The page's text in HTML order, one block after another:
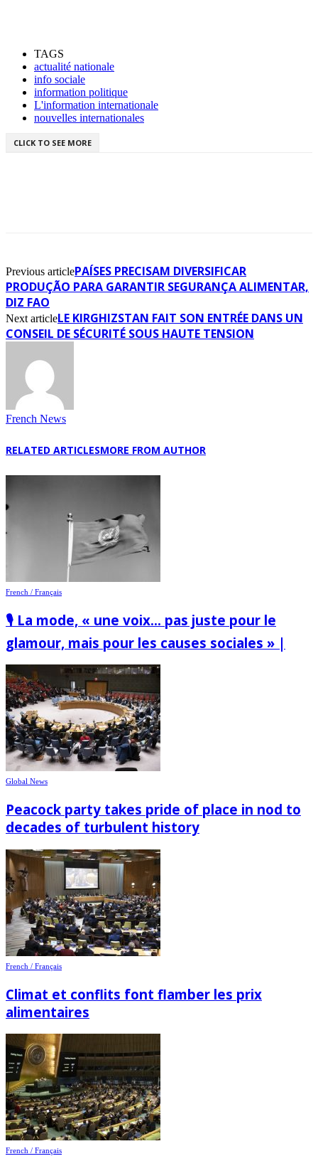
TAGS
actualité nationale
info sociale
information politique
L'information internationale
nouvelles internationales
CLICK TO SEE MORE
Previous articlePAÍSES PRECISAM DIVERSIFICAR
PRODUÇÃO PARA GARANTIR SEGURANÇA ALIMENTAR,
DIZ FAO
Next articleLE KIRGHIZSTAN FAIT SON ENTRÉE DANS UN
CONSEIL DE SÉCURITÉ SOUS HAUTE TENSION
French News
RELATED ARTICLESMORE FROM AUTHOR
French / Français
🎙️ La mode, « une voix… pas juste pour le
glamour, mais pour les causes sociales » |
Global News
Peacock party takes pride of place in nod to
decades of turbulent history
French / Français
Climat et conflits font flamber les prix
alimentaires
French / Français